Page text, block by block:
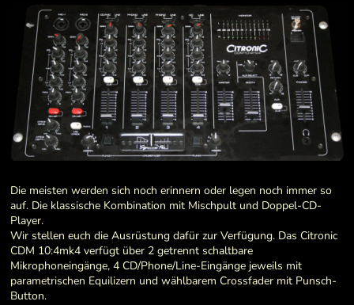
Die meisten werden sich noch erinnern oder legen noch immer so
auf. Die klassische Kombination mit Mischpult und Doppel-CD-
Player.
Wir stellen euch die Ausrüstung dafür zur Verfügung. Das Citronic
CDM 10:4mk4 verfügt über 2 getrennt schaltbare
Mikrophoneingänge, 4 CD/Phone/Line-Eingänge jeweils mit
parametrischen Equilizern und wählbarem Crossfader mit Punsch-
Button.